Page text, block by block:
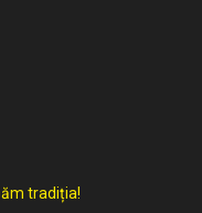
tradiția!